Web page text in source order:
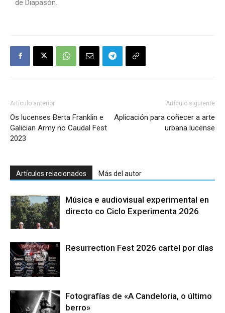
de Diapasón.
Artículo anterior
Os lucenses Berta Franklin e
Galician Army no Caudal Fest
2023
Artículo siguiente
Aplicación para coñecer a arte
urbana lucense
Artículos relacionados Más del autor
Música e audiovisual experimental en
directo co Ciclo Experimenta 2026
Resurrection Fest 2026 cartel por días
Fotografías de «A Candeloria, o último
berro»